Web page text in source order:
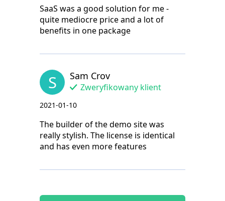
SaaS was a good solution for me -
quite mediocre price and a lot of
benefits in one package
S Sam Crov
Zweryfikowany klient
2021-01-10
The builder of the demo site was
really stylish. The license is identical
and has even more features